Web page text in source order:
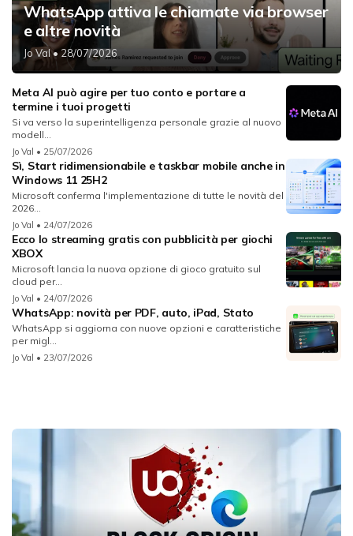
WhatsApp attiva le chiamate via browser
e altre novità
Jo Val• 28/07/2026
Meta AI può agire per tuo conto e portare a
termine i tuoi progetti
Si va verso la superintelligenza personale grazie al nuovo
modell...
Jo Val • 25/07/2026
Sì, Start ridimensionabile e taskbar mobile anche in
Windows 11 25H2
Microsoft conferma l'implementazione di tutte le novità del
2026...
Jo Val • 24/07/2026
Ecco lo streaming gratis con pubblicità per giochi
XBOX
Microsoft lancia la nuova opzione di gioco gratuito sul
cloud per...
Jo Val • 24/07/2026
WhatsApp: novità per PDF, auto, iPad, Stato
WhatsApp si aggiorna con nuove opzioni e caratteristiche
per migl...
Jo Val • 23/07/2026